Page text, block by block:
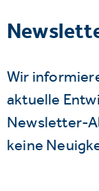
Wir
aktuelle
Newsletter-
keine